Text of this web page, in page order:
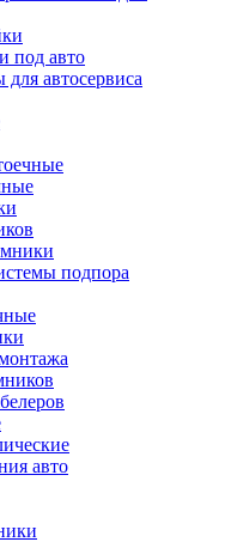
под авто
автосервиса
подпора
авто